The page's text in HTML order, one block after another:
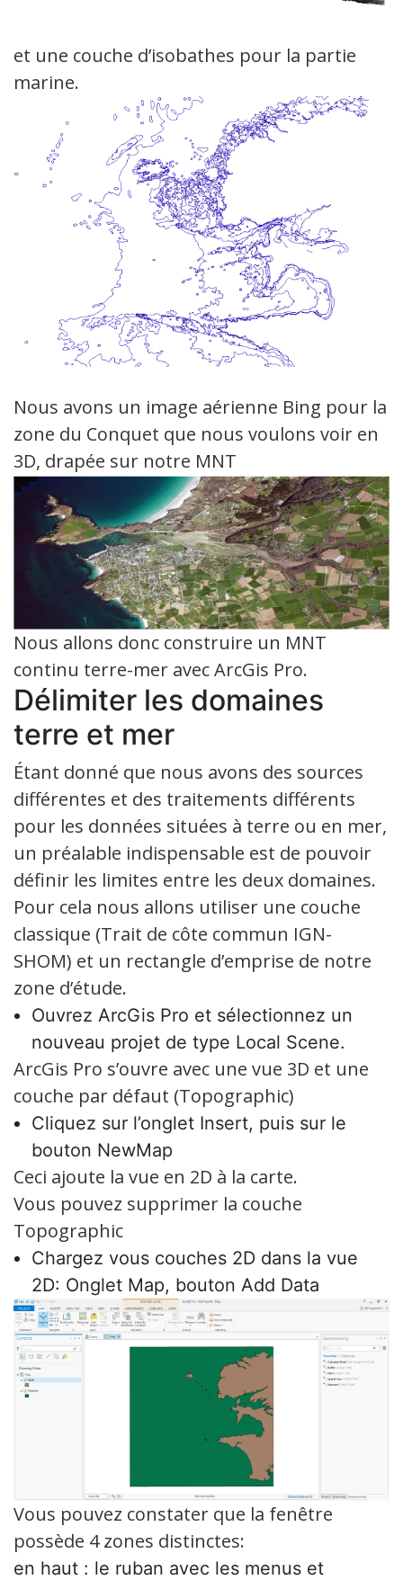
et une couche d’isobathes pour la partie
marine.
Nous avons un image aérienne Bing pour la
zone du Conquet que nous voulons voir en
3D, drapée sur notre MNT
Nous allons donc construire un MNT
continu terre-mer avec ArcGis Pro.
Délimiter les domaines
terre et mer
Étant donné que nous avons des sources
différentes et des traitements différents
pour les données situées à terre ou en mer,
un préalable indispensable est de pouvoir
définir les limites entre les deux domaines.
Pour cela nous allons utiliser une couche
classique (Trait de côte commun IGN-
SHOM) et un rectangle d’emprise de notre
zone d’étude.
Ouvrez ArcGis Pro et sélectionnez un
nouveau projet de type Local Scene.
ArcGis Pro s’ouvre avec une vue 3D et une
couche par défaut (Topographic)
Cliquez sur l’onglet Insert, puis sur le
bouton NewMap
Ceci ajoute la vue en 2D à la carte.
Vous pouvez supprimer la couche
Topographic
Chargez vous couches 2D dans la vue
2D: Onglet Map, bouton Add Data
Vous pouvez constater que la fenêtre
possède 4 zones distinctes:
en haut : le ruban avec les menus et